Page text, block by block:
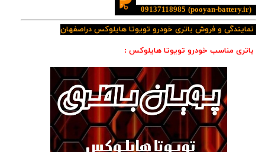
(pooyan-battery.ir)
09137118985
نمایندگی و فروش باتری خودرو تویوتا هایلوکس دراصفهان
باتری مناسب خودرو تویوتا هایلوکس :